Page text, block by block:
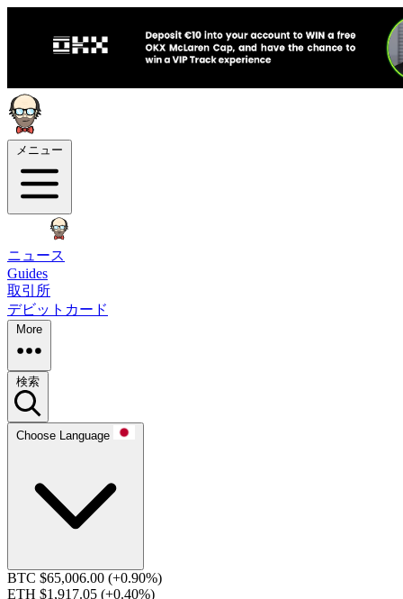
メニュー
ニュース
Guides
取引所
デビットカード
More
検索
Choose Language
BTC $65,006.00 (+0.90%)
ETH $1,917.05 (+0.40%)